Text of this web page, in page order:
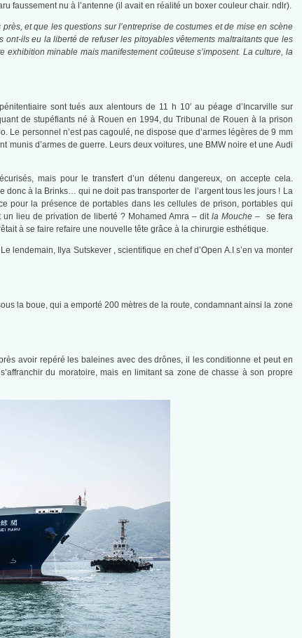
faussement nu à l’antenne (il avait en réalité un boxer couleur chair. ndlr).
et que les questions sur l’entreprise de costumes et de mise en scène
ont-ils eu la liberté de refuser les pitoyables vêtements maltraitants que les
minable mais manifestement coûteuse s’imposent. La culture, la
sont tués aux alentours de 11 h 10′ au péage d’Incarville sur
de stupéfiants né à Rouen en 1994, du Tribunal de Rouen à la prison
Le personnel n’est pas cagoulé, ne dispose que d’armes légères de 9 mm
d’armes de guerre. Leurs deux voitures, une BMW noire et une Audi
mais pour le transfert d’un détenu dangereux, on accepte cela.
donc à la Brinks… qui ne doit pas transporter de l’argent tous les jours ! La
pour la présence de portables dans les cellules de prison, portables qui
un lieu de privation de liberté ? Mohamed Amra – ditla Mouche –
se fera
à se faire refaire une nouvelle tête grâce à la chirurgie esthétique.
lendemain, Ilya Sutskever , scientifique en chef d’Open A.I s’en va monter
la boue, qui a emporté 200 mètres de la route, condamnant ainsi la zone
avoir repéré les baleines avec des drônes, il les conditionne et peut en
du moratoire, mais en limitant sa zone de chasse à son propre